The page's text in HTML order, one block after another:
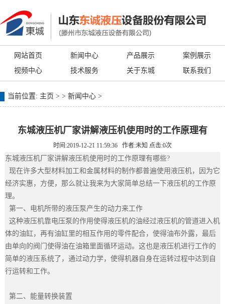
网站首页 新闻中心 产品展示
案例展示
视频中心
技术服务 关于东城 联系我们
当前位置: 主页 > > 新闻中心 >
东城液压机厂家讲解液压机使用时的工作原理有
时间:2019-12-21 11:59:36 作者:未知 点击:0次
东城液压机厂家讲解液压机使用时的工作原理有哪些?
现在许多大型材料加工和金属材料的制作都普遍使用液压机，因为它
经济实惠，方便，那么就让我来为大家简单总结一下液压机的工作原
理。
第一、电机所带的液压泵产生的动力来工作
这种液压机靠电压泵的作用使得液压机的油经过液压机的管道进入机
体的油缸，再有油缸里的相互作用的零件配合，使得油布外露，最后
由单向的阀门使得油在油箱里面循环运动。这也是液压机进行工作的
简单的液压系统了，通过动力学，使得机器自身在运转过程中达到自
行运转和工作。
第二、能量转换装置